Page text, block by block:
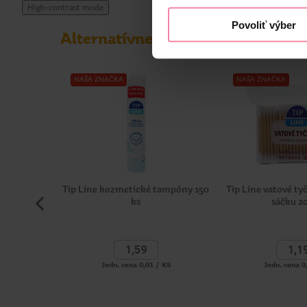
Povoliť výber
High-contrast mode
Alternatívne produkty
NAŠA ZNAČKA
Tip Line kozmetické tampóny 150
ks
1,59
Jedn. cena 0,01 / KS
NAŠA ZNAČKA
Tip Line vatové
sáčku
1,
Jedn. cena